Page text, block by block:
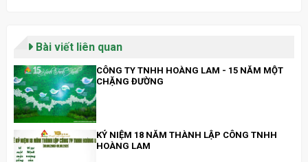
Bài viết liên quan
CÔNG TY TNHH HOÀNG LAM - 15 NĂM MỘT
CHẶNG ĐƯỜNG
KỶ NIỆM 18 NĂM THÀNH LẬP CÔNG TNHH
HOÀNG LAM